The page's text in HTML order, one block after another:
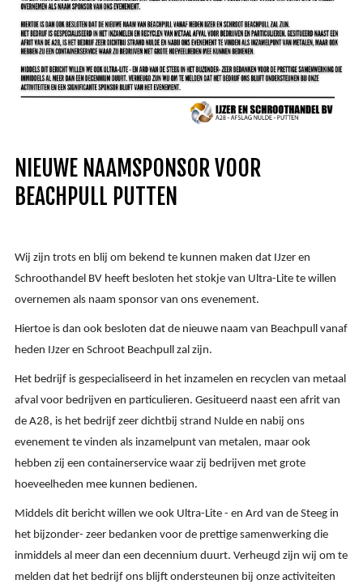
NIEUWE NAAMSPONSOR VOOR
BEACHPULL PUTTEN
Wij zijn trots en blij om bekend te kunnen maken dat IJzer en
Schroothandel BV heeft besloten het stokje van Ultra-Lite te willen
overnemen als naam sponsor van ons evenement.
Hiertoe is dan ook besloten dat de nieuwe naam van Beachpull vanaf
heden IJzer en Schroot Beachpull zal zijn.
Het bedrijf is gespecialiseerd in het inzamelen en recyclen van metaal
afval voor bedrijven en particulieren. Gesitueerd naast een afrit van
de A28, is het bedrijf zeer dichtbij strand Nulde en nabij ons
evenement te vinden als inzamelpunt van metalen, maar ook
hebben zij een containerservice waar zij bedrijven met grote
hoeveelheden mee kunnen bedienen.
Middels dit bericht willen we ook Ultra-Lite - en Ard van de Steeg in
het bijzonder- zeer bedanken voor de prettige samenwerking die
inmiddels al meer dan een decennium duurt. Verheugd zijn wij om te
melden dat het bedrijf ons blijft ondersteunen bij onze activiteiten